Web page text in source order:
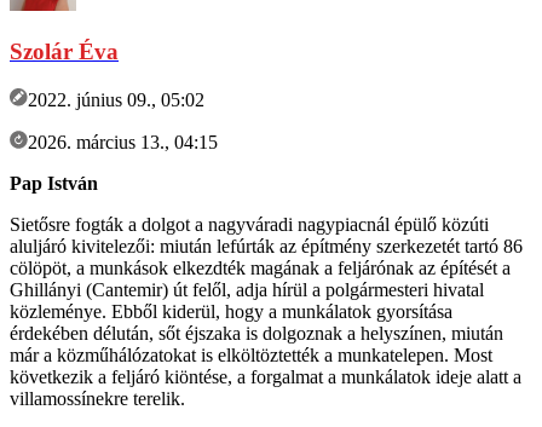
Szolár Éva
2022. június 09., 05:02
2026. március 13., 04:15
Pap István
Sietősre fogták a dolgot a nagyváradi nagypiacnál épülő közúti
aluljáró kivitelezői: miután lefúrták az építmény szerkezetét tartó 86
cölöpöt, a munkások elkezdték magának a feljárónak az építését a
Ghillányi (Cantemir) út felől, adja hírül a polgármesteri hivatal
közleménye. Ebből kiderül, hogy a munkálatok gyorsítása
érdekében délután, sőt éjszaka is dolgoznak a helyszínen, miután
már a közműhálózatokat is elköltöztették a munkatelepen. Most
következik a feljáró kiöntése, a forgalmat a munkálatok ideje alatt a
villamossínekre terelik.